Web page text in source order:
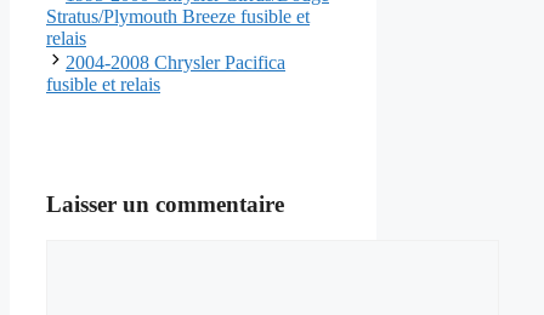
Stratus/Plymouth Breeze fusible et
relais
2004-2008 Chrysler Pacifica
fusible et relais
Laisser un commentaire